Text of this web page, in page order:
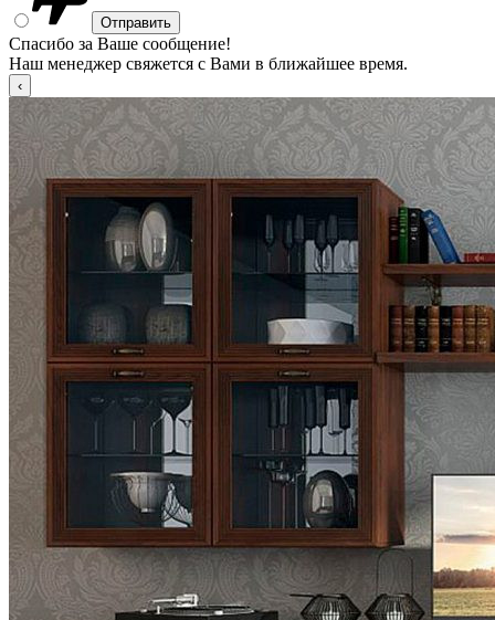
Спасибо за Ваше сообщение!
Наш менеджер свяжется с Вами в ближайшее время.